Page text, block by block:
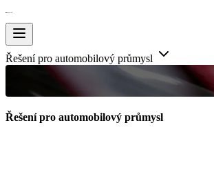
Řešení pro automobilový průmysl
Řešení pro automobilový průmysl